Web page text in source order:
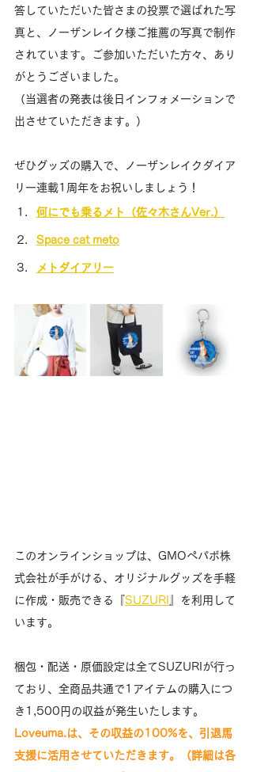
答していただいた皆さまの投票で選ばれた写
真と、ノーザンレイク様ご推薦の写真で制作
されています。ご参加いただいた方々、あり
がとうございました。
（当選者の発表は後日インフォメーションで
出させていただきます。）
ぜひグッズの購入で、ノーザンレイクダイア
リー連載1周年をお祝いしましょう！
何にでも乗るメト（佐々木さんVer.）
Space cat meto
メトダイアリー
このオンラインショップは、GMOペパボ株
式会社が手がける、オリジナルグッズを手軽
に作成・販売できる『 SUZURI
』を利用して
います。
梱包・配送・原価設定は全てSUZURIが行っ
ており、全商品共通で1アイテムの購入につ
き1,500円の収益が発生いたします。
Loveuma.は、その収益の100%を、引退馬
支援に活用させていただきます。（詳細は各